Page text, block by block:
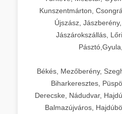
Kunszentmárton,
Újszász,
Jászárokszállás,
Békés, Mezőberény,
Biharkeresztes,
Derecske, Nádudvar,
Balmazújváros,